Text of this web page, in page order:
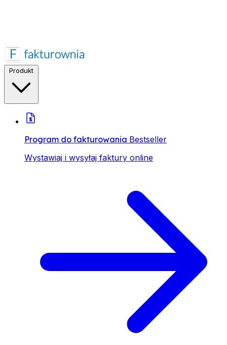
Program do fakturowania Bestseller
Wystawiaj i wysyłaj faktury online